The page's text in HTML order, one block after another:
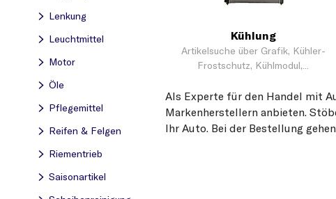
Lenkung
Leuchtmittel
Motor
Öle
Pflegemittel
Reifen & Felgen
Riementrieb
Saisonartikel
Kühlung
Artikelsuche über Grafik, Kühler-
Frostschutz, Kühlmodul,...
Als Experte für den Handel mit
Markenherstellern anbieten.
Ihr Auto. Bei der Bestellung